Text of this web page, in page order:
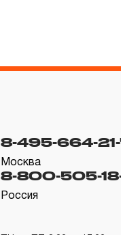
8-495-664-
Москва
8-800-505-
Россия